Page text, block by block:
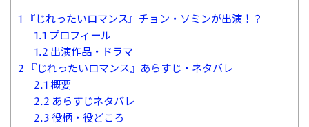
1 『じれったいロマンス』チョン・ソミンが出演！？
1.1 プロフィール
1.2 出演作品・ドラマ
2 『じれったいロマンス』あらすじ・ネタバレ
2.1概要
2.2 あらすじネタバレ
2.3役柄・役どころ